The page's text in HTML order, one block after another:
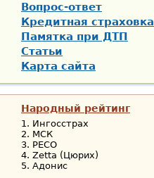
Вопрос-ответ
Кредитная страховка
Памятка при ДТП
Статьи
Карта сайта
Народный рейтинг
Ингосстрах
МСК
РЕСО
Zetta (Цюрих)
Адонис